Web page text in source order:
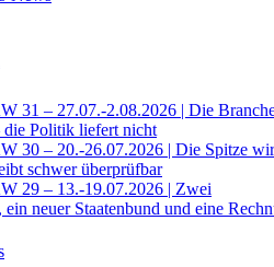
31 – 27.07.-2.08.2026 | Die
Politik liefert nicht
30 – 20.-26.07.2026 | Die Spitze
schwer überprüfbar
29 – 13.-19.07.2026 | Zwei
neuer Staatenbund und eine